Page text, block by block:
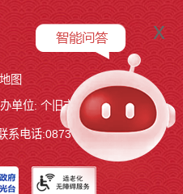
图
单位: 个旧市人民政府办公室
系电话:0873－2123215
x